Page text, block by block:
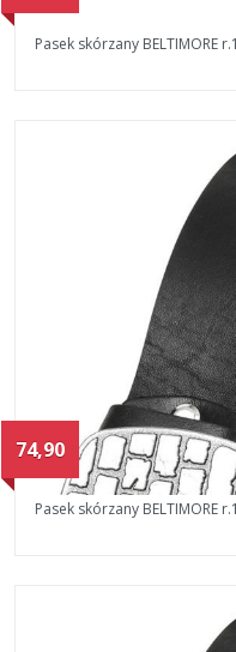
Pasek skórzany BELTIMORE
74,90
Pasek skórzany BELTIMORE